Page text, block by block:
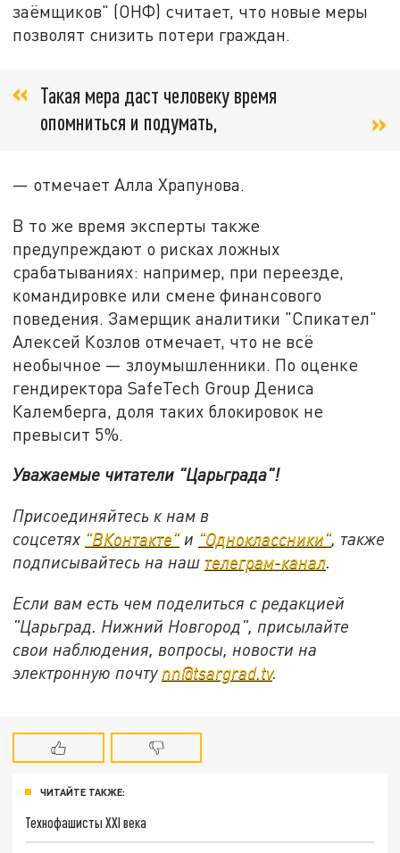
заёмщиков" (ОНФ) считает, что новые меры
позволят снизить потери граждан.
Такая мера даст человеку время
опомниться и подумать,
— отмечает Алла Храпунова.
В то же время эксперты также
предупреждают о рисках ложных
срабатываниях: например, при переезде,
командировке или смене финансового
поведения. Замерщик аналитики "Спикател"
Алексей Козлов отмечает, что не всё
необычное — злоумышленники. По оценке
гендиректора SafeTech Group Дениса
Калемберга, доля таких блокировок не
превысит 5%.
Уважаемые читатели "Царьграда"!
Присоединяйтесь к нам в
соцсетях "ВКонтакте" и "Одноклассники", также
подписывайтесь на наш телеграм-канал.
Если вам есть чем поделиться с редакцией
"Царьград. Нижний Новгород", присылайте
свои наблюдения, вопросы, новости на
электронную почту nn@tsargrad.tv.
ЧИТАЙТЕ ТАКЖЕ:
Технофашисты XXI века